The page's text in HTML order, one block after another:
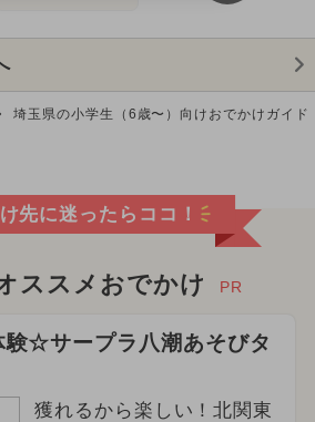
埼玉県の小学生（6歳〜）向けおでかけガイド
先に迷ったらココ！
ススメおでかけ PR
験☆サープラ八潮あそびタ
獲れるから楽しい！北関東